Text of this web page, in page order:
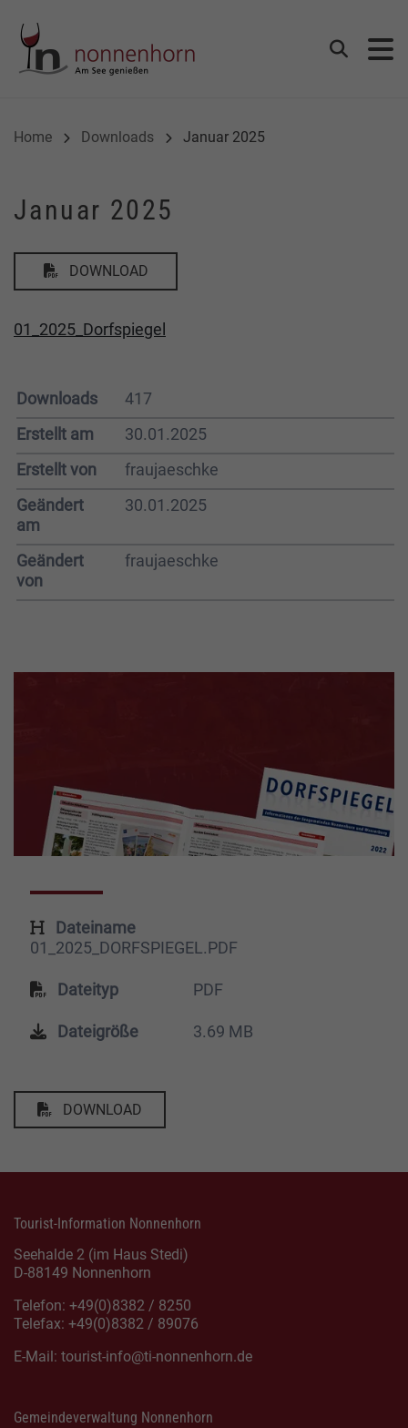
Suchen
Home Downloads Januar 2025
Januar 2025
DOWNLOAD
01_2025_Dorfspiegel
Downloads
417
Erstellt am
30.01.2025
Erstellt von
fraujaeschke
Geändert
am
30.01.2025
Geändert
von
fraujaeschke
Dateiname
01_2025_DORFSPIEGEL.PDF
Dateityp PDF
Dateigröße 3.69 MB
DOWNLOAD
Tourist-Information Nonnenhorn
Seehalde 2 (im Haus Stedi)
D-88149 Nonnenhorn
Telefon: +49(0)8382 / 8250
Telefax: +49(0)8382 / 89076
E-Mail: tourist-info@ti-nonnenhorn.de
Gemeindeverwaltung Nonnenhorn